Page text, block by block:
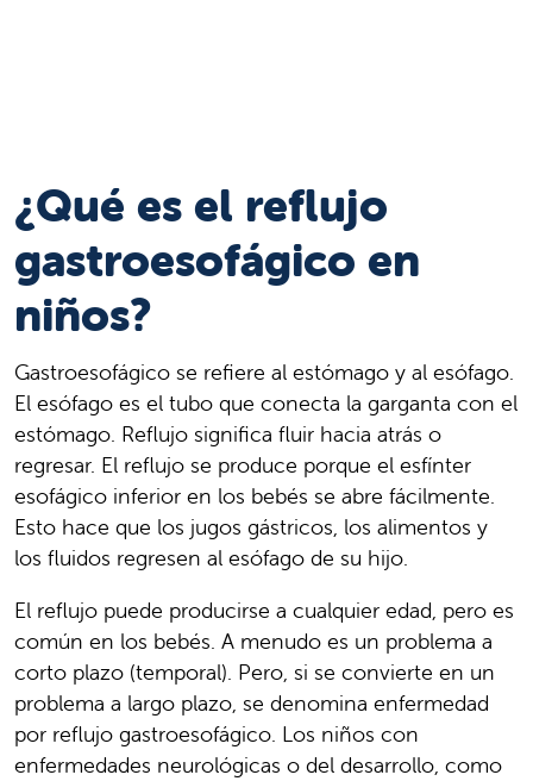
¿Qué es el reflujo
gastroesofágico en
niños?
Gastroesofágico se refiere al estómago y al esófago.
El esófago es el tubo que conecta la garganta con el
estómago. Reflujo significa fluir hacia atrás o
regresar. El reflujo se produce porque el esfínter
esofágico inferior en los bebés se abre fácilmente.
Esto hace que los jugos gástricos, los alimentos y
los fluidos regresen al esófago de su hijo.
El reflujo puede producirse a cualquier edad, pero es
común en los bebés. A menudo es un problema a
corto plazo (temporal). Pero, si se convierte en un
problema a largo plazo, se denomina enfermedad
por reflujo gastroesofágico. Los niños con
enfermedades neurológicas o del desarrollo, como